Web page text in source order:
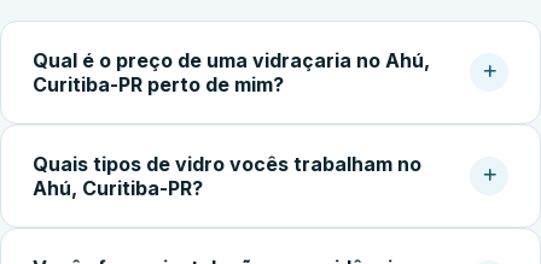
Qual é o preço de uma vidraçaria no Ahú,
Curitiba-PR perto de mim?
dimensões, espessura, acessórios e complexidade da
instalação. Box simples partem de cerca de R$400,00;
portas e fachadas podem ultrapassar R$2.500,00.
Quais tipos de vidro vocês trabalham no
Ahú, Curitiba-PR?